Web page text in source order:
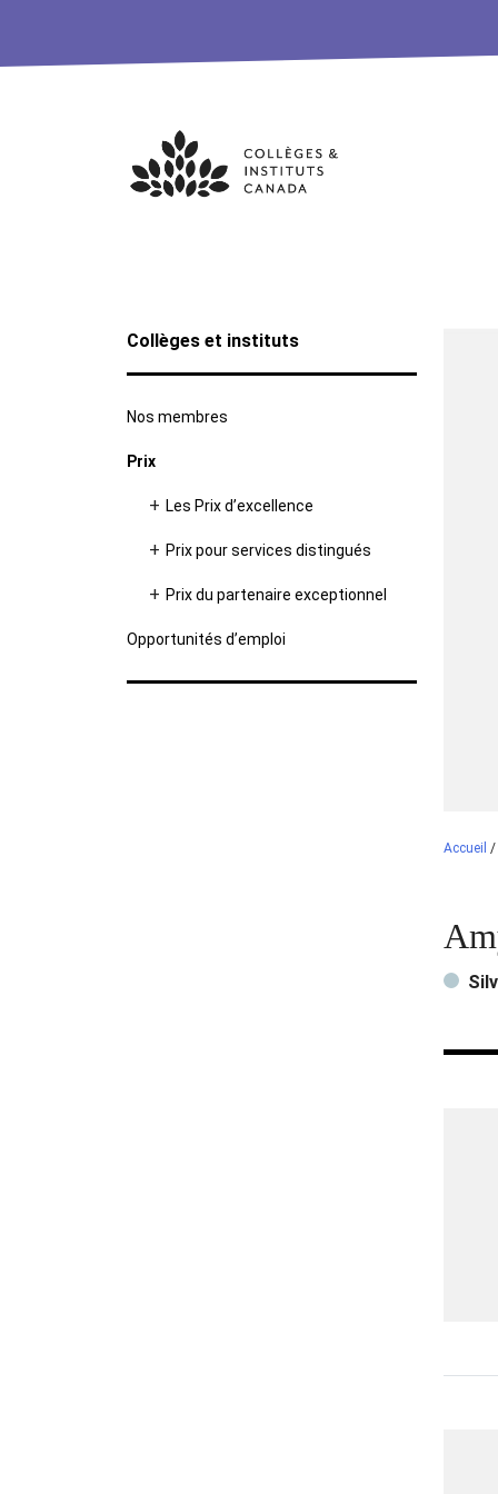
Skip
Collèges et instituts
Nos membres
Prix
Les Prix d’excellence
Prix pour services distingués
Prix du partenaire exceptionnel
Opportunités d’emploi
Accueil /